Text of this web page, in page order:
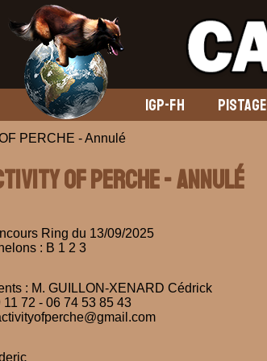
IGP-FH PISTAGE
PERCHE - Annulé
OF PERCHE - Annulé
Ring du 13/09/2025
: B 1 2 3
: M. GUILLON-XENARD Cédrick
11 72 - 06 74 53 85 43